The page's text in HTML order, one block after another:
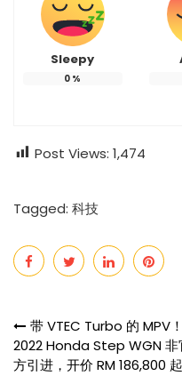
Sleepy
0 %
Post Views: 1,474
Tagged: 科技
Post
navigation
带 VTEC Turbo 的 MPV！
2022 Honda Step WGN 非
方引进，开价 RM 186,800 起